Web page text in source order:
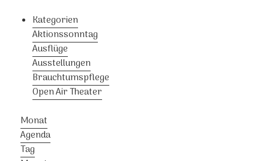
Kategorien
Aktionssonntag
Ausflüge
Ausstellungen
Brauchtumspflege
Open Air Theater
Monat
Agenda
Tag